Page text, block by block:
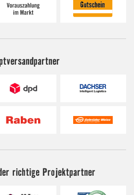
der richtige Projektpartner